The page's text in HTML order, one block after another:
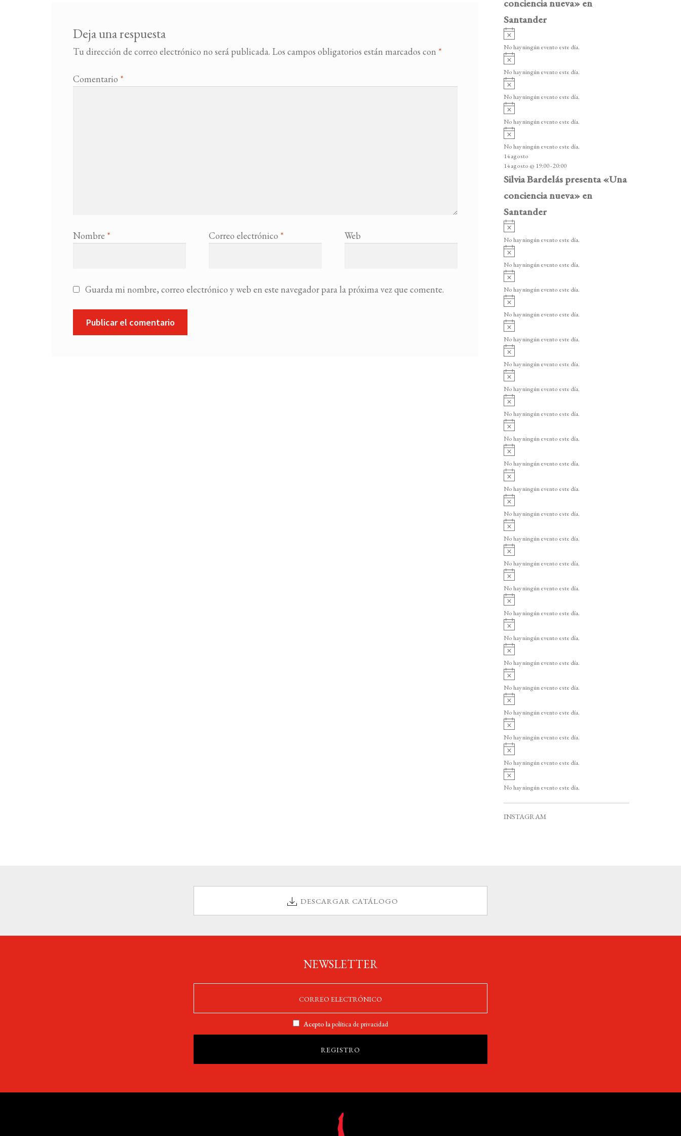
Deja una respuesta
Tu dirección de correo electrónico no será publicada. Los campos obligatorios están marcados con *
Comentario *
Nombre * Correo electrónico * Web
Guarda mi nombre, correo electrónico y web en este navegador para la próxima vez que comente.
conciencia nueva» en
Santander
v
i
o
No hay ningún evento este día.
v
i
o
No hay ningún evento este día.
v
i
o
No hay ningún evento este día.
v
i
o
No hay ningún evento este día.
v
i
s
o
No hay ningún evento este día.
14 agosto
14 agosto @ 19:00-20:00
Silvia Bardelás presenta «Una
conciencia nueva» en
Santander
A
v
i
o
No hay ningún evento este día.
A
v
i
o
No hay ningún evento este día.
v
i
o
No hay ningún evento este día.
v
i
o
No hay ningún evento este día.
v
i
o
No hay ningún evento este día.
v
i
o
No hay ningún evento este día.
v
i
o
No hay ningún evento este día.
v
i
o
No hay ningún evento este día.
v
i
o
No hay ningún evento este día.
v
i
o
No hay ningún evento este día.
A
v
i
o
No hay ningún evento este día.
A
v
i
o
No hay ningún evento este día.
A
v
i
o
No hay ningún evento este día.
v
i
o
No hay ningún evento este día.
v
i
o
No hay ningún evento este día.
v
i
o
No hay ningún evento este día.
v
i
o
No hay ningún evento este día.
v
i
o
No hay ningún evento este día.
v
i
o
No hay ningún evento este día.
v
i
o
No hay ningún evento este día.
v
i
o
No hay ningún evento este día.
A
v
i
o
No hay ningún evento este día.
A
v
i
No hay ningún evento este día.
INSTAGRAM
DESCARGAR CATÁLOGO
NEWSLETTER
Acepto lapolítica de privacidad